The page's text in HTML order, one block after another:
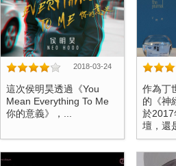
2018-03-24
這次侯明昊透過《You
Mean Everything To Me
你的意義》，...
作為丁
的《神
於2017
壇，還